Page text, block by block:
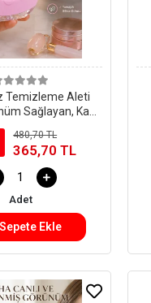
Temizleme Aleti
Sağlayan, Kan
Hızlandıran,
Taşınabilir Yeni
Nesil
480,70 TL
365,70 TL
Adet
Sepete Ekle